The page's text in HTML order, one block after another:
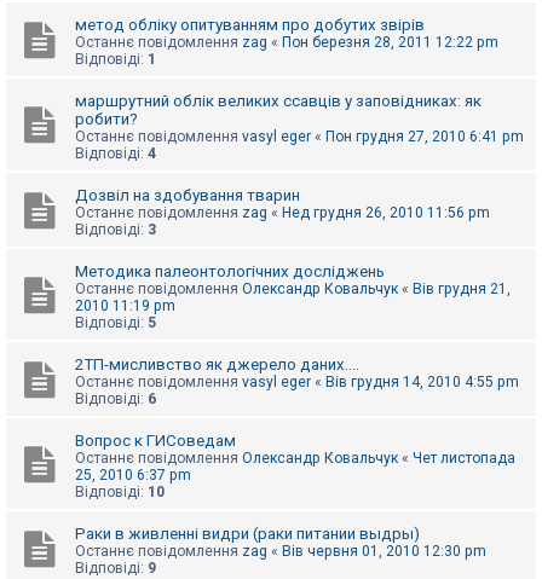
е
ш
метод обліку опитуванням про добутих звірів
Останнє повідомлення zag « Пон березня 28, 2011 12:22 pm
Відповіді: 1
маршрутний облік великих ссавців у заповідниках: як
робити?
Останнє повідомлення vasyl eger « Пон грудня 27, 2010 6:41 pm
Відповіді: 4
Дозвіл на здобування тварин
Останнє повідомлення zag « Нед грудня 26, 2010 11:56 pm
Відповіді: 3
Методика палеонтологічних досліджень
Останнє повідомлення Олександр Ковальчук « Вів грудня 21,
2010 11:19 pm
Відповіді: 5
2ТП-мисливство як джерело даних....
Останнє повідомлення vasyl eger « Вів грудня 14, 2010 4:55 pm
Відповіді: 6
Вопрос к ГИСоведам
Останнє повідомлення Олександр Ковальчук « Чет листопада
25, 2010 6:37 pm
Відповіді: 10
Раки в живленні видри (раки питании выдры)
Останнє повідомлення zag « Вів червня 01, 2010 12:30 pm
Відповіді: 9